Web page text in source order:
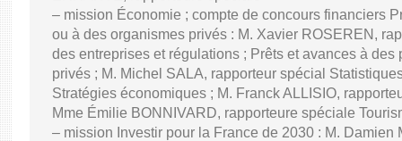
– mission Économie ; compte de concours financiers
ou à des organismes privés : M. Xavier ROSEREN,
des entreprises et régulations ; Prêts et avances à
privés ; M. Michel SALA, rapporteur spécial
Stratégies économiques ; M. Franck ALLISIO,
Mme Émilie BONNIVARD, rapporteure spéciale
– mission Investir pour la France de 2030 : M. Damien